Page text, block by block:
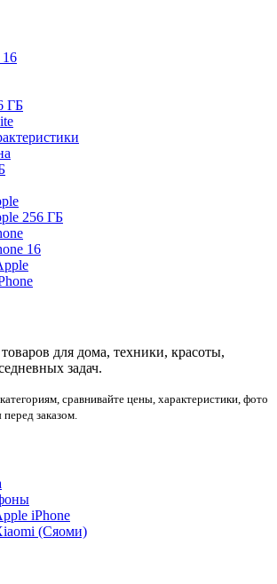
16
ГБ
256 ГБ
16
для дома, техники, красоты,
задач.
сравнивайте цены, характеристики, фото
заказом.
iPhone
(Сяоми)